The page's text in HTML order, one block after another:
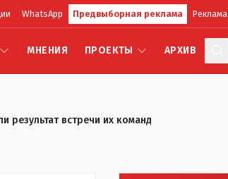
WhatsApp Предвыборная реклама Реклама
МНЕНИЯ ПРОЕКТЫ АРХИВ
результат встречи их команд